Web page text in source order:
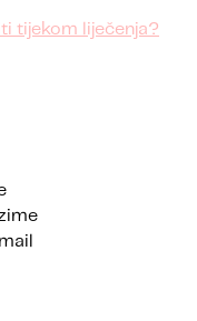
tijekom liječenja?